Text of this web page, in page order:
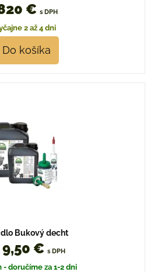
€ s DPH
2 až 4 dni
Do košíka
Bukový decht
€ s DPH
- doručíme za 1-2 dni